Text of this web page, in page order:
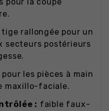
tige rallongée pour un
secteurs postérieurs
les pièces à main
maxillo-faciale.
: faible faux-